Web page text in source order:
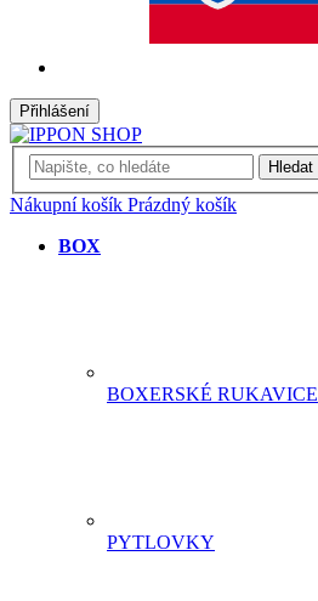
Přihlášení
Hledat
Nákupní košík Prázdný košík
BOX
BOXERSKÉ RUKAVICE
PYTLOVKY